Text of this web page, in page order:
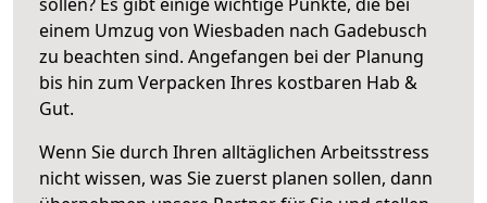
einem Umzug von Wiesbaden nach Gadebusch
zu beachten sind. Angefangen bei der Planung
bis hin zum Verpacken Ihres kostbaren Hab &
Gut.
Wenn Sie durch Ihren alltäglichen Arbeitsstress
nicht wissen, was Sie zuerst planen sollen, dann